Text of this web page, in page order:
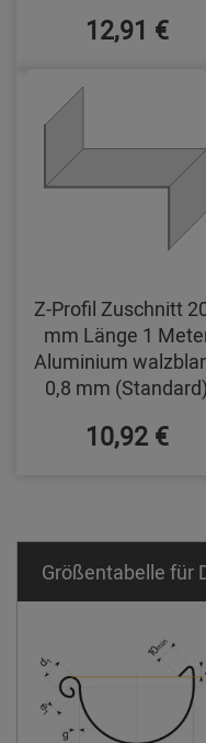
12,91 €
Z-Profil Zuschnitt
mm Länge 1
Aluminium
0,8 mm (Standard)
10,92 €
Größentabelle für